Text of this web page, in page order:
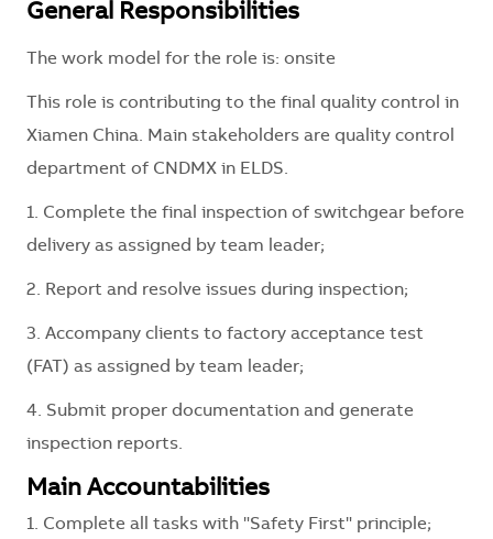
General Responsibilities
The work model for the role is: onsite
This role is contributing to the final quality control in
Xiamen China. Main stakeholders are quality control
department of CNDMX in ELDS.
1. Complete the final inspection of switchgear before
delivery as assigned by team leader;
2. Report and resolve issues during inspection;
3. Accompany clients to factory acceptance test
(FAT) as assigned by team leader;
4. Submit proper documentation and generate
inspection reports.
Main Accountabilities
1. Complete all tasks with "Safety First" principle;